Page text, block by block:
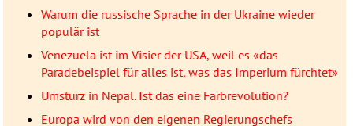
Warum die russische Sprache in der Ukraine wieder
populär ist
Venezuela ist im Visier der USA, weil es «das
Paradebeispiel für alles ist, was das Imperium fürchtet»
Umsturz in Nepal. Ist das eine Farbrevolution?
Europa wird von den eigenen Regierungschefs